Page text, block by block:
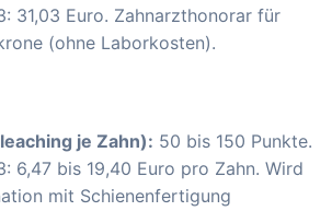
31,03 Euro. Zahnarzthonorar für
(ohne Laborkosten).
je Zahn): 50 bis 150 Punkte.
6,47 bis 19,40 Euro pro Zahn. Wird
mit Schienenfertigung